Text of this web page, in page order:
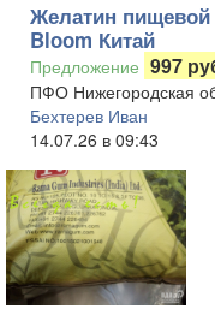
Желатин пищевой
Bloom Китай
Предложение 997
ПФО Нижегородская
Бехтерев Иван
14.07.26 в 09:43